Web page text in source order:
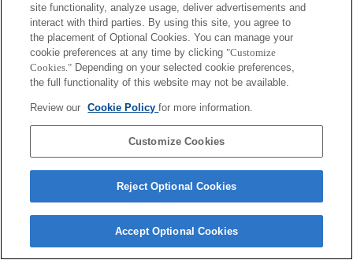
Terms of Use Contact Us
site functionality, analyze usage, deliver advertisements and
interact with third parties. By using this site, you agree to
the placement of Optional Cookies. You can manage your
cookie preferences at any time by clicking "Customize
Cookies." Depending on your selected cookie preferences,
the full functionality of this website may not be available.
Review our Cookie Policyfor more information.
Customize Cookies
Reject Optional Cookies
Accept Optional Cookies